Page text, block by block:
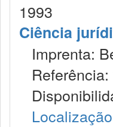
1993
Ciência
Imprenta:
Referência: